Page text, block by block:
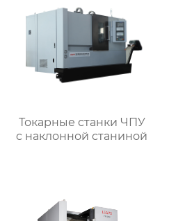
Токарные станки ЧПУ
c наклонной станиной